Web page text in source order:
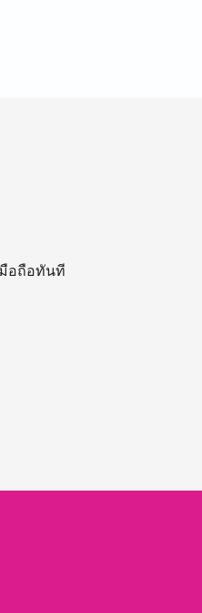
อถือทันที